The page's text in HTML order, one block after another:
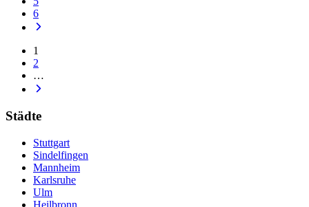
6
1
2
…
Städte
Stuttgart
Sindelfingen
Mannheim
Karlsruhe
Ulm
Heilbronn